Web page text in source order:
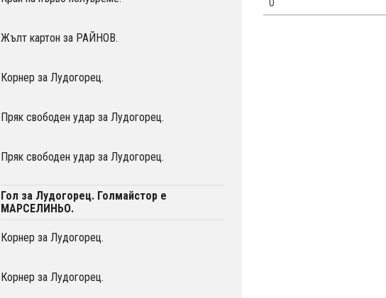
Жълт картон за РАЙНОВ.
Корнер за Лудогорец.
Пряк свободен удар за Лудогорец.
Пряк свободен удар за Лудогорец.
Гол за Лудогорец. Голмайстор е
МАРСЕЛИНЬО.
Корнер за Лудогорец.
Корнер за Лудогорец.